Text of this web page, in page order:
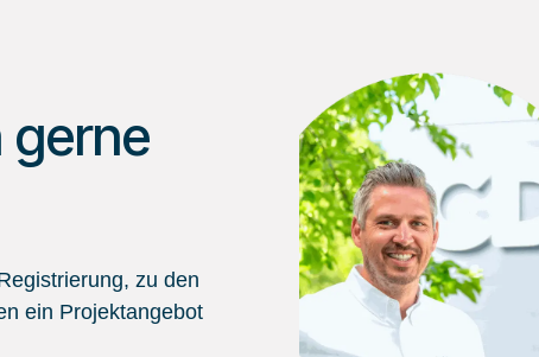
gerne
zu den
ein Projektangebot